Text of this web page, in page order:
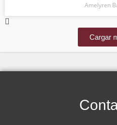
Amelyren
Cargar